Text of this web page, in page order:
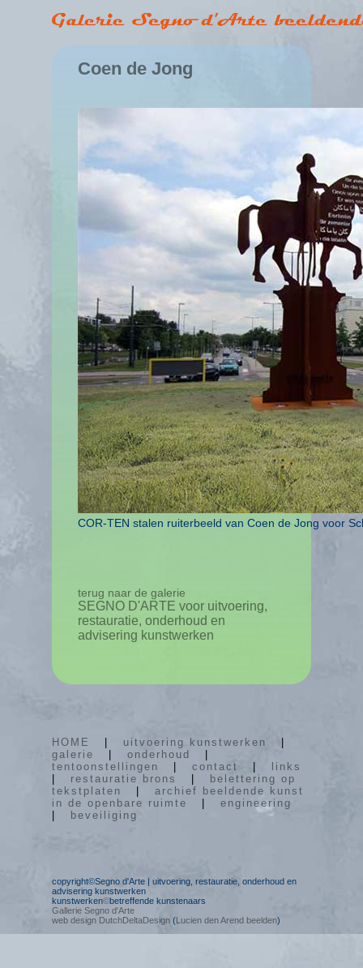
Coen de Jong
COR-TEN stalen ruiterbeeld van Coen de Jong voor
terug naar de galerie
SEGNO D'ARTE voor uitvoering,
restauratie, onderhoud en
advisering kunstwerken
HOME uitvoering kunstwerken
galerie
onderhoud
tentoonstellingen
contact
links
restauratie brons
belettering op
tekstplaten
archief beeldende kunst
in de openbare ruimte
engineering
beveiliging
copyright©Segno d'Arte | uitvoering, restauratie, onderhoud en
advisering kunstwerken
kunstwerken©betreffende kunstenaars
Gallerie Segno d'Arte
web design DutchDeltaDesign (Lucien den Arend beelden)